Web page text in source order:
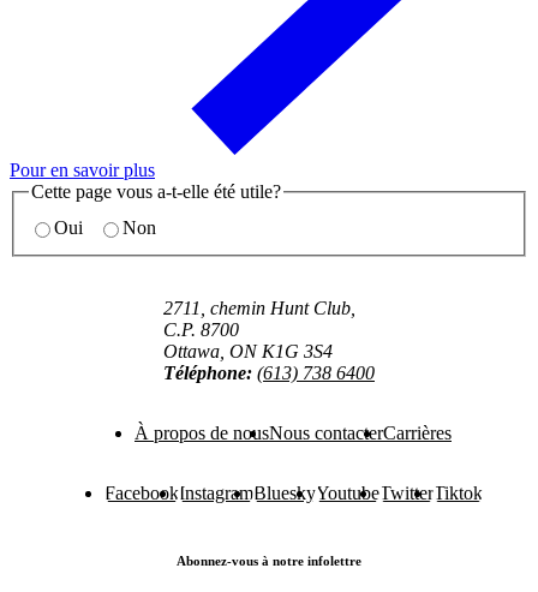
Pour en savoir plus
Cette page vous a-t-elle été utile?
Oui
Non
2711, chemin Hunt Club,
C.P. 8700
Ottawa, ON K1G 3S4
Téléphone: (613) 738 6400
À propos de nousNous contacterCarrières
FacebookInstagramBlueskyYoutubeTwitterTiktok
Abonnez-vous à notre infolettre